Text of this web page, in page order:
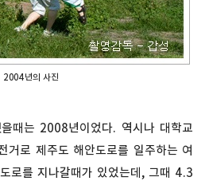
2004년의 사진
때는 2008년이었다. 역시나 대학교
거로 제주도 해안도로를 일주하는 여
로를 지나갈때가 있었는데, 그때 4.3